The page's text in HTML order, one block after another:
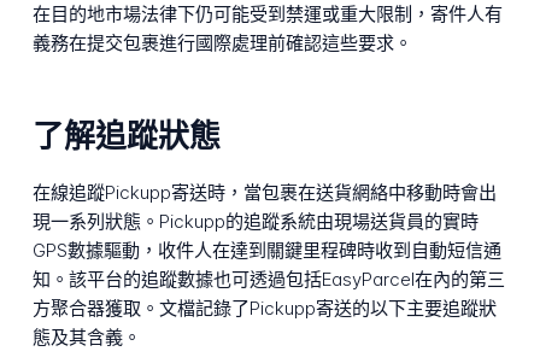
在目的地市場法律下仍可能受到禁運或重大限制，寄件人有
義務在提交包裹進行國際處理前確認這些要求。
了解追蹤狀態
在線追蹤Pickupp寄送時，當包裹在送貨網絡中移動時會出
現一系列狀態。Pickupp的追蹤系統由現場送貨員的實時
GPS數據驅動，收件人在達到關鍵里程碑時收到自動短信通
知。該平台的追蹤數據也可透過包括EasyParcel在內的第三
方聚合器獲取。文檔記錄了Pickupp寄送的以下主要追蹤狀
態及其含義。